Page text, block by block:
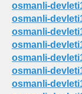
osmanli-
osmanli-
osmanli-
osmanli-
osmanli-
osmanli-
osmanli-